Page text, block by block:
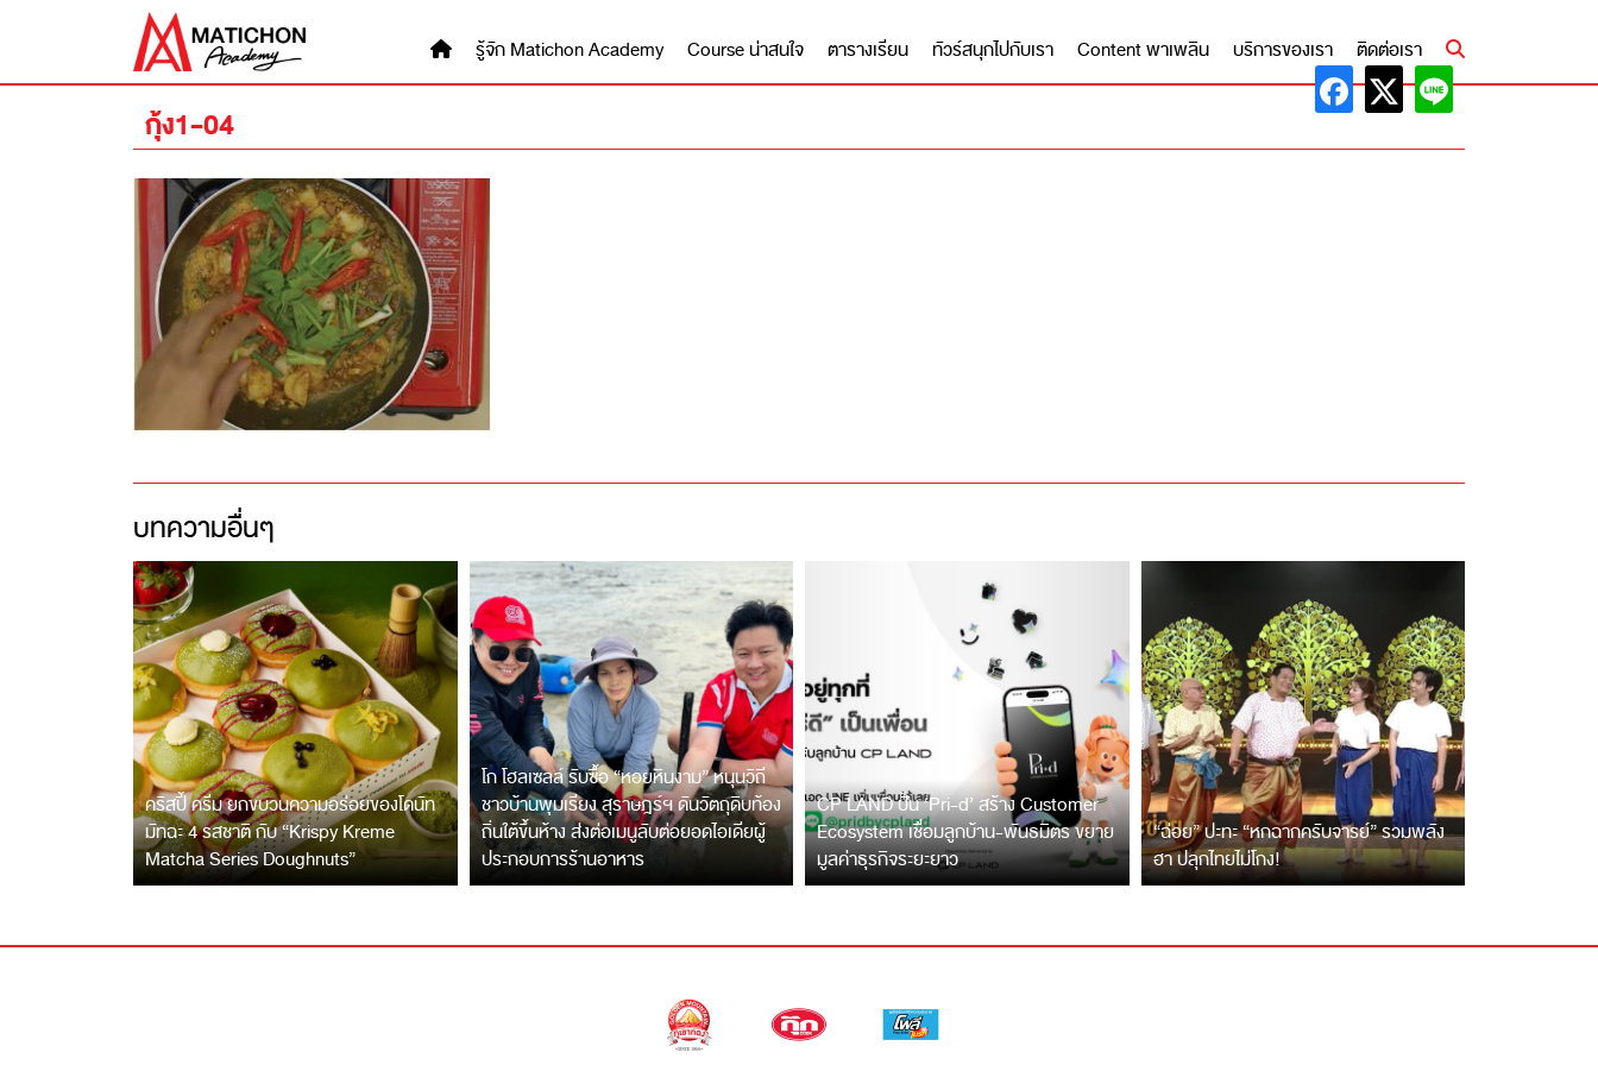
รู้จัก Matichon Academy Course น่าสนใจ ตารางเรียน ทัวร์สนุกไปกับเรา Content พาเพลิน บริการของเรา ติดต่อเรา
กุ้ง1-04
บทความอื่นๆ
คริสปี้ ครีม ยกขบวนความอร่อยของโดนัท
มัทฉะ 4 รสชาติ กับ “Krispy Kreme
Matcha Series Doughnuts”
โก โฮลเซลล์ รับซื้อ “หอยหินงาม” หนุนวิถี
ชาวบ้านพุมเรียง สุราษฎร์ฯ ดันวัตถุดิบท้อง
ถิ่นใต้ขึ้นห้าง ส่งต่อเมนูลับต่อยอดไอเดียผู้
ประกอบการร้านอาหาร
CP LAND ปั้น ‘Pri-d’ สร้าง Customer
Ecosystem เชื่อมลูกบ้าน-พันธมิตร ขยาย
มูลค่าธุรกิจระยะยาว
“ฉ่อย” ปะทะ “หกฉากครับจารย์” รวมพลัง
ฮา ปลุกไทยไม่โกง!